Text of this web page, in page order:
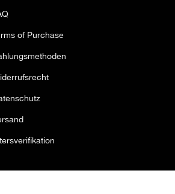
of Purchase